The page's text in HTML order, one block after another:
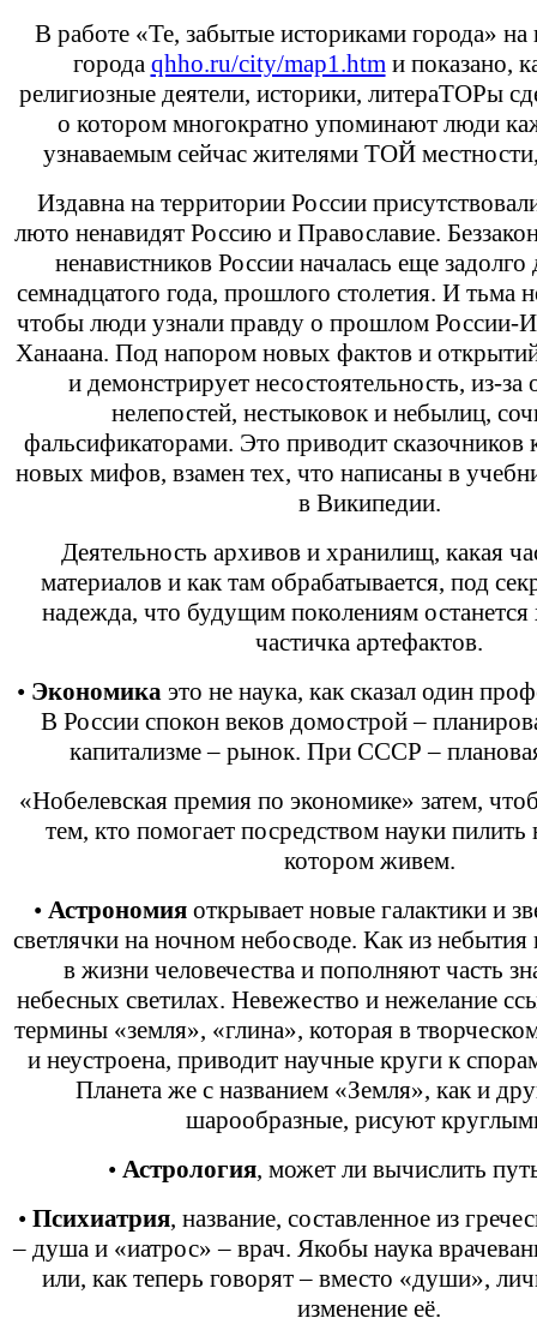
В работе «Те, забытые историками города»
города qhho.ru/city/map1.htmи показано,
религиозные деятели, историки, литераТОРы
о котором многократно упоминают люди
узнаваемым сейчас жителями ТОЙ
Издавна на территории России
люто ненавидят Россию и Православие.
ненавистников России началась еще
семнадцатого года, прошлого столетия. И тьма
чтобы люди узнали правду о прошлом России-
Ханаана. Под напором новых фактов и
и демонстрирует несостоятельность, из-
нелепостей, нестыковок и небылиц,
фальсификаторами. Это приводит сказочников
новых мифов, взамен тех, что написаны в
в Википедии.
Деятельность архивов и хранилищ, какая
материалов и как там обрабатывается, под
надежда, что будущим поколениям останется
частичка артефактов.
• Экономикаэто не наука, как сказал один
В России спокон веков домострой –
капитализме – рынок. При СССР –
«Нобелевская премия по экономике» затем,
тем, кто помогает посредством науки пилить
котором живем.
• Астрономияоткрывает новые галактики и
светлячки на ночном небосводе. Как из небытия
в жизни человечества и пополняют часть
небесных светилах. Невежество и нежелание
термины «земля», «глина», которая в
и неустроена, приводит научные круги к
Планета же с названием «Земля», как и
шарообразные, рисуют
• Астрология, может ли вычислить
• Психиатрия, название, составленное из
– душа и «иатрос» – врач. Якобы наука
или, как теперь говорят – вместо «души»,
изменение её.